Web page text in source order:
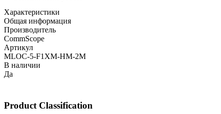
Характеристики
Общая информация
Производитель
CommScope
Артикул
MLOC-5-F1XM-HM-2M
В наличии
Да
Product Classification